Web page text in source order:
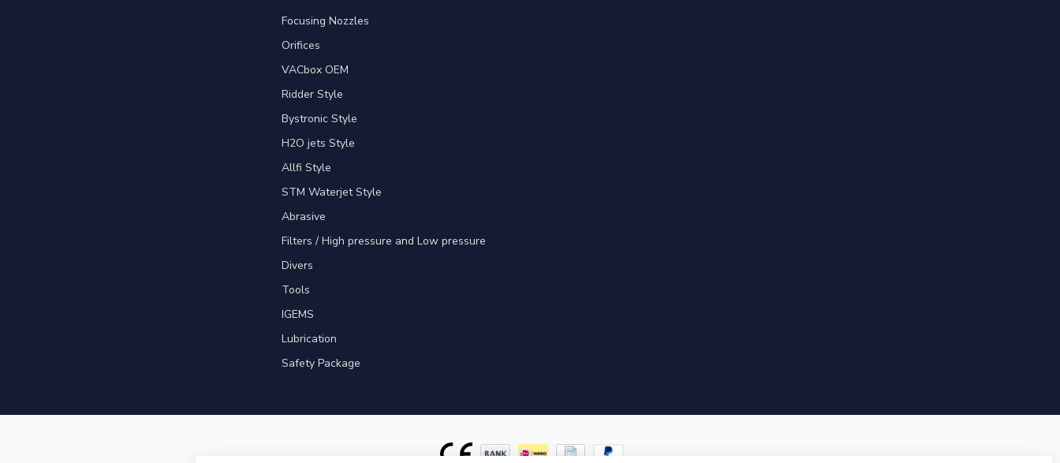
Focusing Nozzles
Orifices
VACbox OEM
Ridder Style
Bystronic Style
H2O jets Style
Allfi Style
STM Waterjet Style
Abrasive
Filters / High pressure and Low pressure
Divers
Tools
IGEMS
Lubrication
Safety Package